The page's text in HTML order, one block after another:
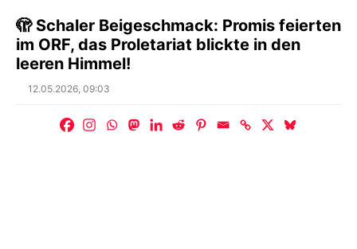
🫣 Schaler Beigeschmack: Promis feierten
im ORF, das Proletariat blickte in den
leeren Himmel!
Posted
12.05.2026, 09:03